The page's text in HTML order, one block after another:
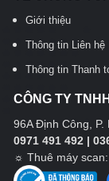
Giới thiệu
Thông tin Liên hệ
Thông tin Thanh
CÔNG TY
96A Định Công,
0971 491 492 |
☼ Thuê máy scan: